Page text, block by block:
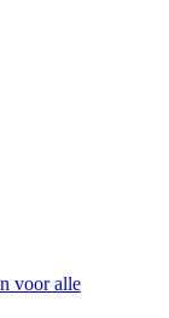
voor alle